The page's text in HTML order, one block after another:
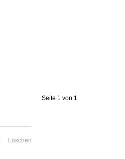
Seite 1 von 1
Löschen